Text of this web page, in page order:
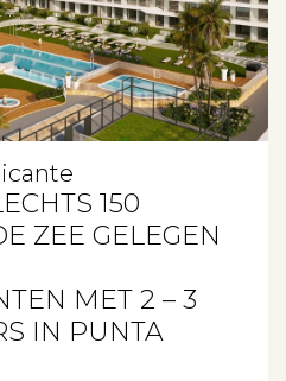
150
ZEE GELEGEN
MET 2 – 3
IN PUNTA